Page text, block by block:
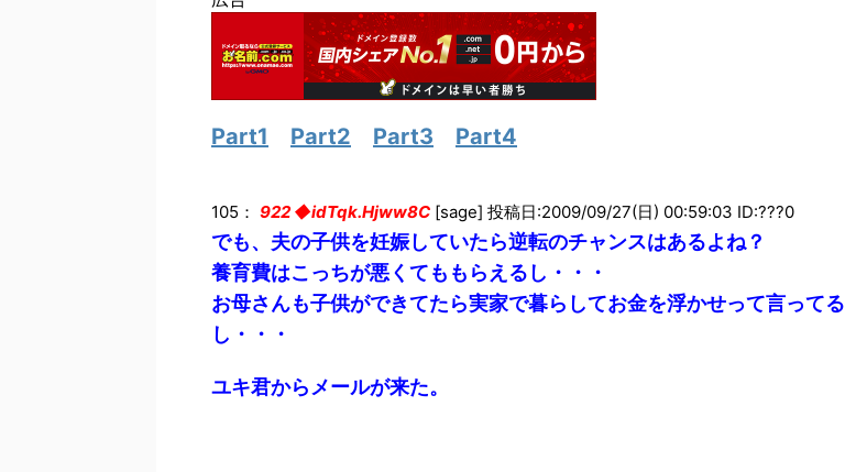
Part1 Part2 Part3 Part4
105： 922 ◆idTqk.Hjww8C [sage] 投稿日:2009/09/27(日) 00:59:03 ID:???0
でも、夫の子供を妊娠していたら逆転のチャンスはあるよね？
養育費はこっちが悪くてももらえるし・・・
お母さんも子供ができてたら実家で暮らしてお金を浮かせって言ってる
し・・・
ユキ君からメールが来た。